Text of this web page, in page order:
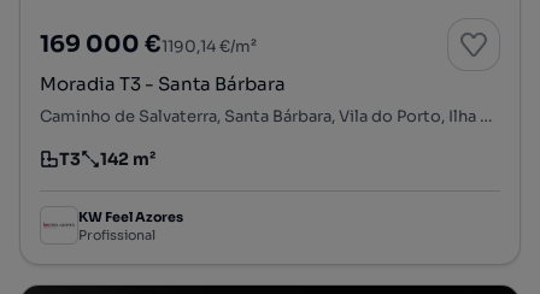
169 000 €1190,14 €/m²
Moradia T3 - Santa Bárbara
Caminho de Salvaterra, Santa Bárbara, Vila do Porto, Ilha de Santa Maria
Tipologia
T3
Preço por metro quadrado
142 m²
KW Feel Azores
Profissional